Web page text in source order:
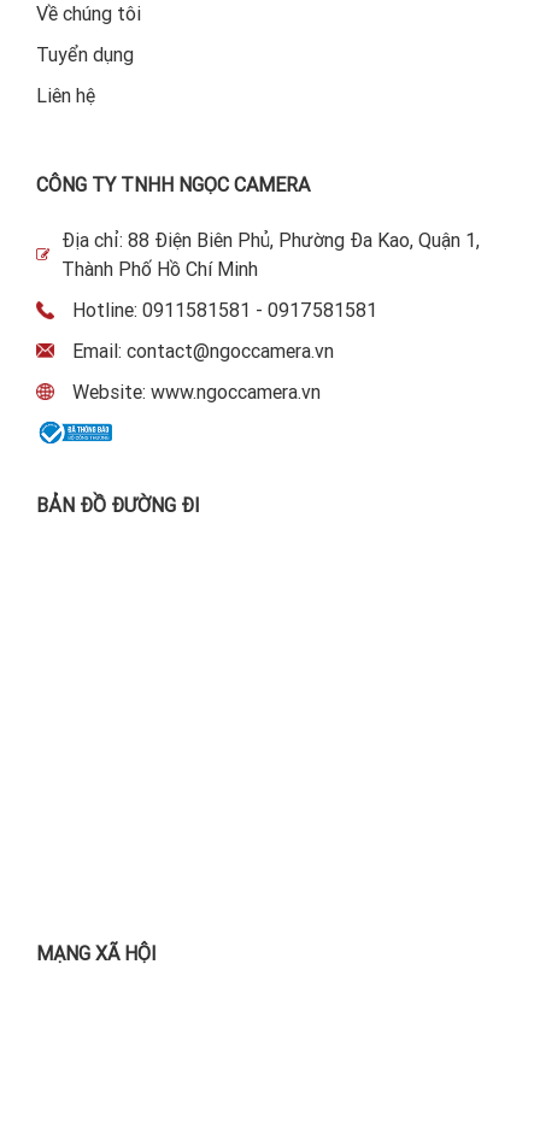
Về chúng tôi
Tuyển dụng
Liên hệ
CÔNG TY TNHH NGỌC CAMERA
Địa chỉ: 88 Điện Biên Phủ, Phường Đa Kao, Quận 1,
Thành Phố Hồ Chí Minh
Hotline: 0911581581 - 0917581581
Email: contact@ngoccamera.vn
Website: www.ngoccamera.vn
BẢN ĐỒ ĐƯỜNG ĐI
MẠNG XÃ HỘI